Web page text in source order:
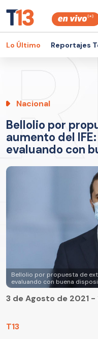
Lo Último Reportajes
Nacional
Bellolio por
aumento del
evaluando con
Bellolio por propuesta de
evaluando con buena
T13
3 de Agosto de 2021 -